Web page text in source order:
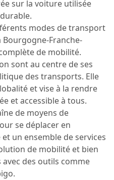
sur la voiture utilisée
modes de transport
Franche-
de mobilité.
sont au centre de ses
des transports. Elle
et vise à la rendre
et accessible à tous.
de moyens de
se déplacer en
un ensemble de services
de mobilité et bien
des outils comme